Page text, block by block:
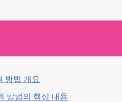
방법 개요
방법의 핵심 내용